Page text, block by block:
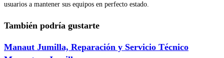
usuarios a mantener sus equipos en perfecto estado.
También podría gustarte
Manaut Jumilla, Reparación y Servicio Técnico